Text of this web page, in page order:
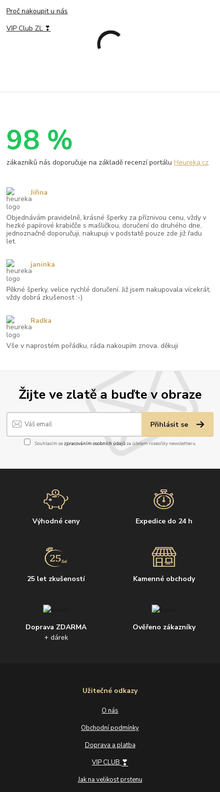
Proč nakoupit u nás
VIP Club ZL ❣
Žijte ve zlatě a buďte v obraze
Přihlásit se
Souhlasím se zpracováním osobních údajůza účelem rozesílky newsletteru.
Výhodné ceny Expedice do 24 h
25 let zkušeností Kamenné obchody
Doprava ZDARMA
+ dárek
Ověřeno zákazníky
Užitečné odkazy
O nás
Obchodní podmínky
Doprava a platba
VIP CLUB ❣
Jak na velikost prstenu
98 %
zákazníků nás doporučuje na základě recenzí portáluHeureka.cz
Objednávám pravidelně, krásné šperky za příznivou cenu, vždy v
hezké papírové krabičče s mašličkou, doručení do druhého dne,
jednoznačně doporučuji, nakupuji v podstatě pouze zde již řadu
let.
Jiřina
Pěkné šperky, velice rychlé doručení. Již jsem nakupovala vícekrát,
vždy dobrá zkušenost :-)
janinka
Vše v naprostém pořádku, ráda nakoupím znova. děkuji
Radka